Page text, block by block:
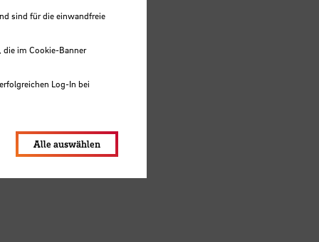
sind für die einwandfreie
die im Cookie-Banner
Log-In bei
Alle auswählen